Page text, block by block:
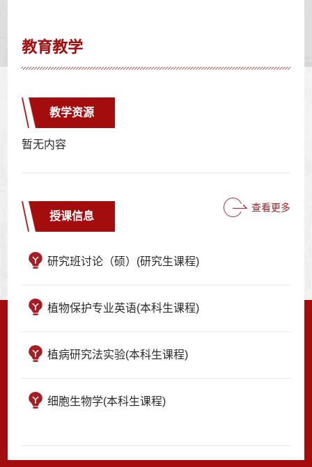
教育教学
教学资源
暂无内容
授课信息
查看更多
研究班讨论（硕）(研究生课程)
植物保护专业英语(本科生课程)
植病研究法实验(本科生课程)
细胞生物学(本科生课程)